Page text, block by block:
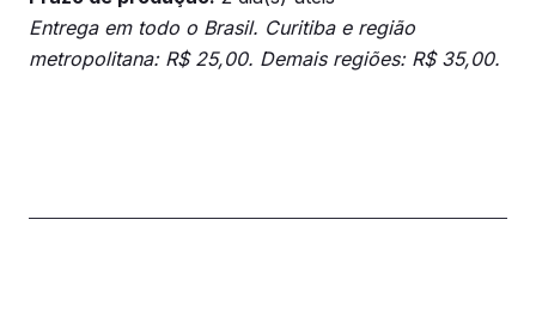
Entrega em todo o Brasil. Curitiba e região
metropolitana: R$ 25,00. Demais regiões: R$ 35,00.